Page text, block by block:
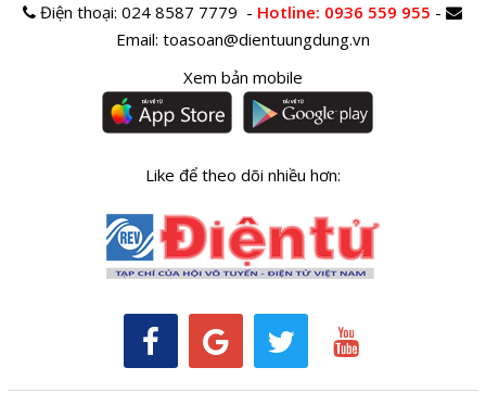
Điện thoại:024 8587 7779 - Hotline: 0936 559 955 -
Email: toasoan@dientuungdung.vn
Xem bản mobile
Like để theo dõi nhiều hơn: